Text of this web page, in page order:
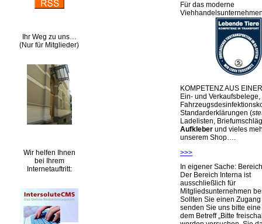
Ihr Weg zu uns…
(Nur für Mitglieder)
Wir helfen Ihnen
bei Ihrem
Internetauftritt:
Für das moderne
KOMPETENZ AUS
Ein- und Verkaufsbelege,
Standarderklärungen (
Ladelisten,
Aufkleber und vieles
unserem Shop….
>>>
In eigener Sache:
Der Bereich Interna ist
ausschließlich für
Mitgliedsunternehmen
Sollten Sie einen
senden Sie uns bitte
dem Betreff „Bitte